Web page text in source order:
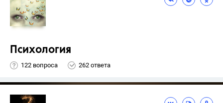
Психология
122 вопроса 262 ответа